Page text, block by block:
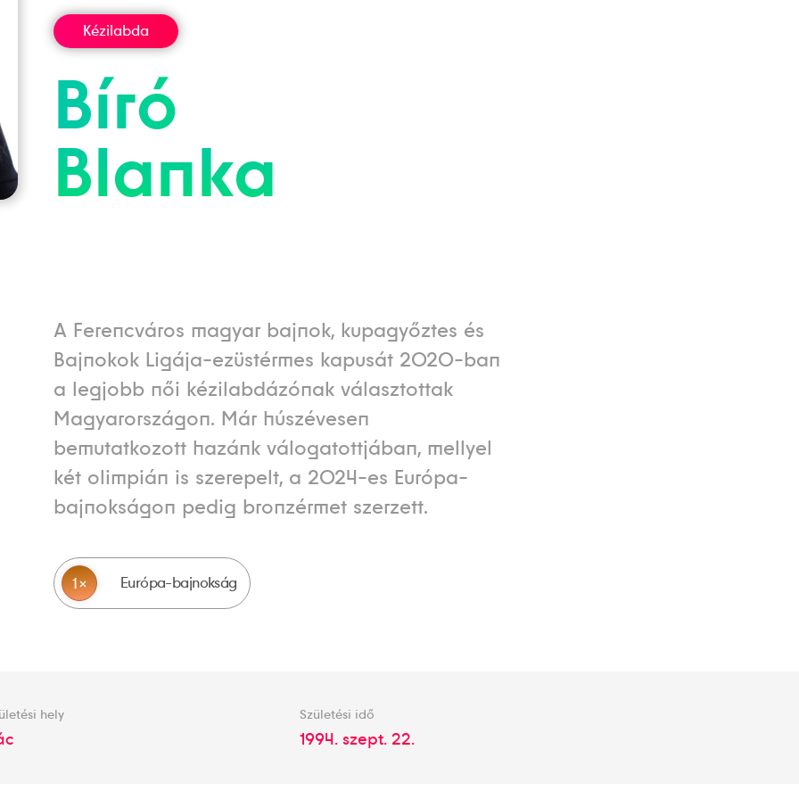
Kézilabda
Bíró
Blanka
A Ferencváros magyar bajnok, kupagyőztes és
Bajnokok Ligája-ezüstérmes kapusát 2020-ban
a legjobb női kézilabdázónak választottak
Magyarországon. Már húszévesen
bemutatkozott hazánk válogatottjában, mellyel
két olimpián is szerepelt, a 2024-es Európa-
bajnokságon pedig bronzérmet szerzett.
1 Európa-bajnokság
hely Születési idő
1994. szept. 22.